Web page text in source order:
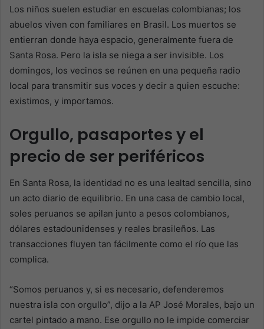
Los niños suelen estudiar en escuelas colombianas; los
abuelos viven con familiares en Brasil. Los muertos se
entierran donde haya espacio, generalmente fuera de
Santa Rosa. Pero la isla se niega a ser invisible. Los
domingos, los vecinos se reúnen en una pequeña radio
local para transmitir sus voces y decir a quien escuche:
existimos, y importamos.
Orgullo, pasaportes y el
precio de ser periféricos
En Santa Rosa, la identidad no es una lealtad sencilla, sino
un acto diario de equilibrio. En una casa de cambio local,
soles peruanos se apilan junto a pesos colombianos,
dólares estadounidenses y reales brasileños. Las
transacciones fluyen tan fácilmente como el río que las
complica.
“Somos peruanos y, si es necesario, defenderemos
nuestra isla con orgullo”, dijo a la AP José Morales, bajo un
cartel pintado a mano. Ese orgullo no le impide comerciar